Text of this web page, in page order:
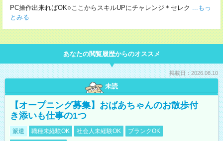
PC操作出来ればOK○ここからスキルUPにチャレンジ＊セレク ...もっ
とみる
あなたの閲覧履歴からのオススメ
掲載日：2026.08.10
未読
【オープニング募集】おばあちゃんのお散歩付
き添いも仕事の1つ
派遣 職種未経験OK 社会人未経験OK
ブランクOK